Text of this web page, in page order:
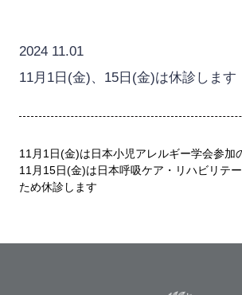
2024 11.01
11月1日(金)、15日(金)は休診します
11月1日(金)は日本小児アレルギー学会参加
11月15日(金)は日本呼吸ケア・リハビリテ
ため休診します